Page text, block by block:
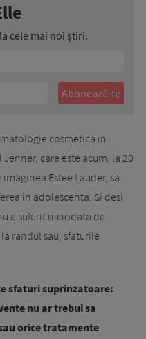
cele mai noi știri.
cosmetica in
care este acum, la 20
Estee Lauder, sa
in adolescenta. Si desi
a suferit niciodata de
randul sau, sfaturile
sfaturi suprinzatoare:
nu ar trebui sa
orice tratamente